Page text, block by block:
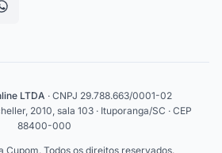
LTDA · CNPJ 29.788.663/0001-02
2010, sala 103 · Ituporanga/SC · CEP
88400-000
Cupom. Todos os direitos reservados.